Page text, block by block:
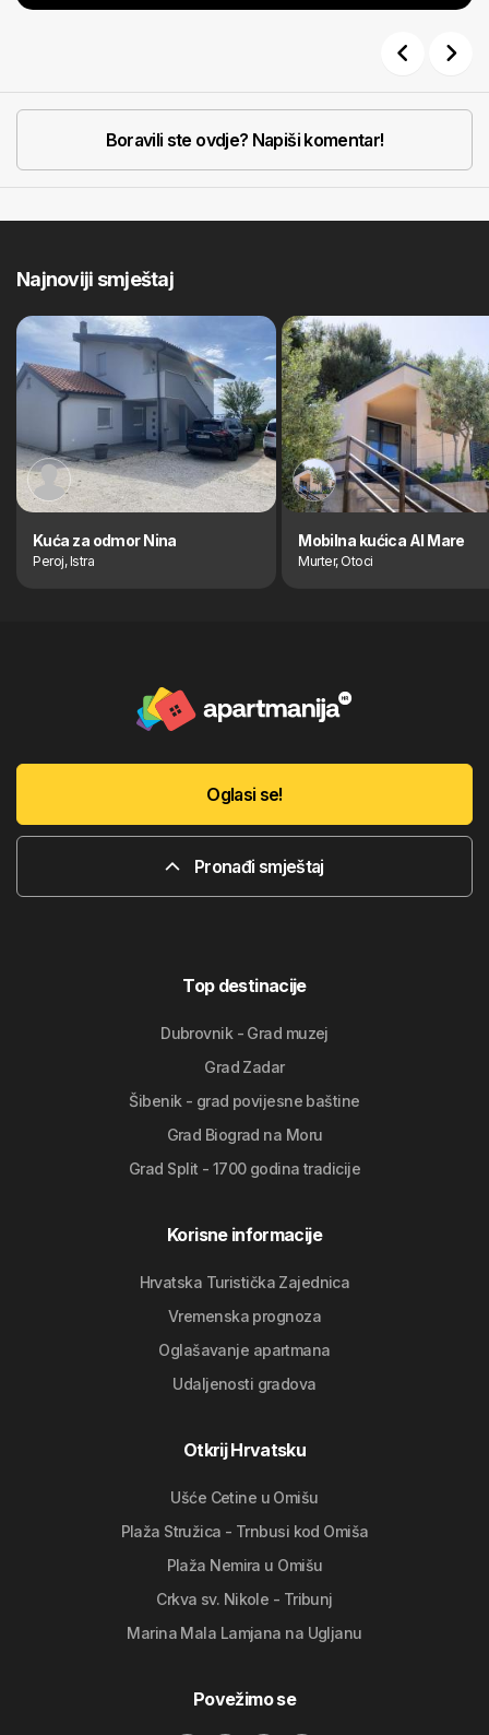
Boravili ste ovdje? Napiši komentar!
Najnoviji smještaj
Kuća za odmor Nina
Peroj, Istra
Mobilna kućica Al Mare
Murter, Otoci
Oglasi se!
Pronađi smještaj
Top destinacije
Dubrovnik - Grad muzej
Grad Zadar
Šibenik - grad povijesne baštine
Grad Biograd na Moru
Grad Split - 1700 godina tradicije
Korisne informacije
Hrvatska Turistička Zajednica
Vremenska prognoza
Oglašavanje apartmana
Udaljenosti gradova
Otkrij Hrvatsku
Ušće Cetine u Omišu
Plaža Stružica - Trnbusi kod Omiša
Plaža Nemira u Omišu
Crkva sv. Nikole - Tribunj
Marina Mala Lamjana na Ugljanu
Povežimo se